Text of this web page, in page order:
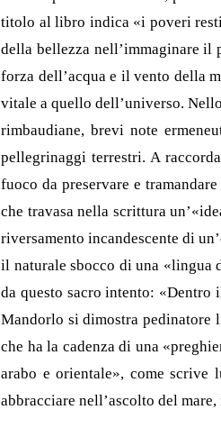
titolo al libro indica «i poveri resti
della bellezza nell’immaginare il
forza dell’acqua e il vento della
vitale a quello dell’universo.
rimbaudiane, brevi note
pellegrinaggi terrestri. A
fuoco da preservare e
che travasa nella scrittura
riversamento incandescente di
il naturale sbocco di una «lingua
da questo sacro intento:
Mandorlo si dimostra pedinatore
che ha la cadenza di una
arabo e orientale», come scrive
abbracciare nell’ascolto del